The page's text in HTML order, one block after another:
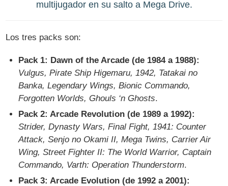
multijugador en su salto a Mega Drive.
Los tres packs son:
Pack 1: Dawn of the Arcade (de 1984 a 1988):
Vulgus, Pirate Ship Higemaru, 1942, Tatakai no
Banka, Legendary Wings, Bionic Commando,
Forgotten Worlds, Ghouls ‘n Ghosts.
Pack 2: Arcade Revolution (de 1989 a 1992):
Strider, Dynasty Wars, Final Fight, 1941: Counter
Attack, Senjo no Okami II, Mega Twins, Carrier Air
Wing, Street Fighter II: The World Warrior, Captain
Commando, Varth: Operation Thunderstorm.
Pack 3: Arcade Evolution (de 1992 a 2001):